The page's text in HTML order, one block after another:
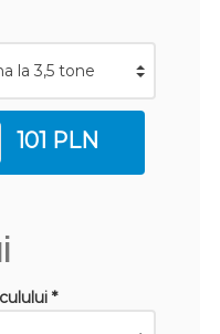
101 PLN
*